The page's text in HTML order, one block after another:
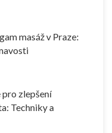
masáž v Praze:
pro zlepšení
Techniky a